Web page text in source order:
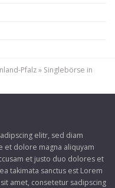
Pfalz» Singlebörse in
elitr, sed diam
et dolore magna aliquyam
et justo duo dolores et
takimata sanctus est Lorem
amet, consetetur sadipscing